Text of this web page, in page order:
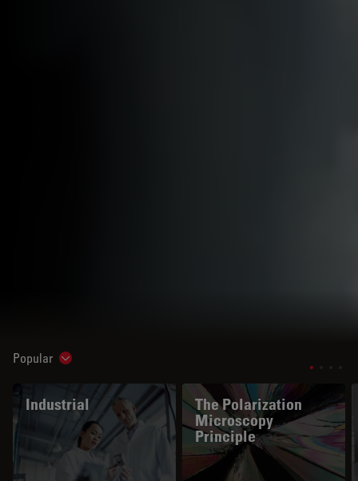
Popular Show subnavigation
Industrial
The Polarization
Microscopy
Principle